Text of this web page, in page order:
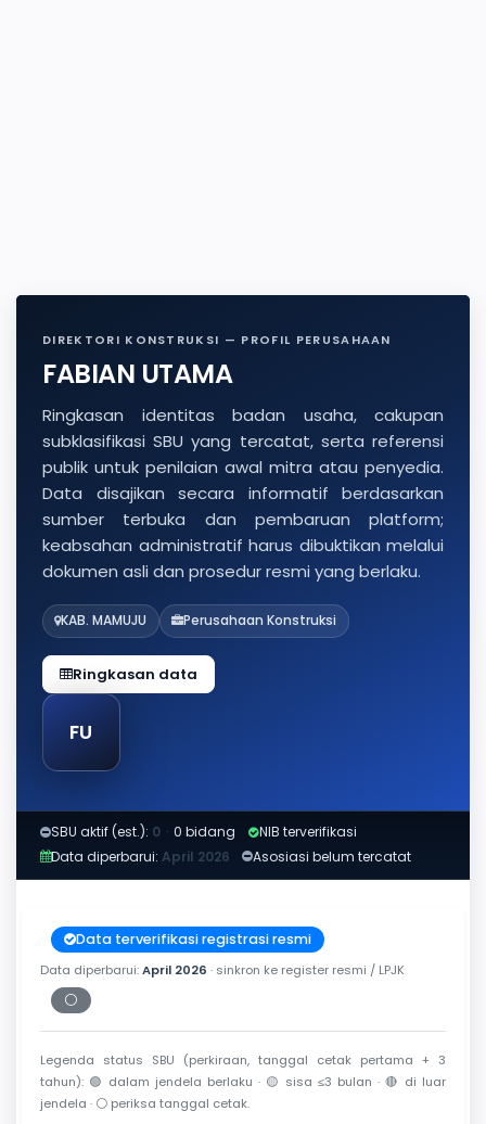
DIREKTORI KONSTRUKSI — PROFIL PERUSAHAAN
FABIAN UTAMA
Ringkasan identitas badan usaha, cakupan
subklasifikasi SBU yang tercatat, serta referensi
publik untuk penilaian awal mitra atau penyedia.
Data disajikan secara informatif berdasarkan
sumber terbuka dan pembaruan platform;
keabsahan administratif harus dibuktikan melalui
dokumen asli dan prosedur resmi yang berlaku.
KAB. MAMUJU Perusahaan Konstruksi
Ringkasan data
FU
SBU aktif (est.): 0 · 0 bidang
NIB terverifikasi
Data diperbarui: April 2026 Asosiasi belum tercatat
Data terverifikasi registrasi resmi
Data diperbarui:April 2026 · sinkron ke register resmi / LPJK
⚪
Periksa tanggal cetak
Legenda status SBU (perkiraan, tanggal cetak pertama + 3
tahun): 🟢 dalam jendela berlaku · 🟡 sisa ≤3 bulan · 🔴 di luar
jendela · ⚪ periksa tanggal cetak.